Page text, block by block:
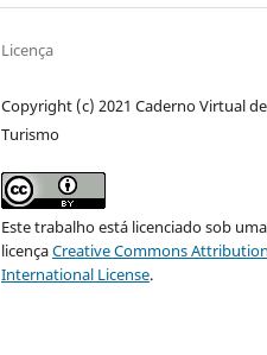
Licença
Copyright (c) 2021 Caderno Virtual de
Turismo
Este trabalho está licenciado sob uma
licençaCreative Commons
International License.